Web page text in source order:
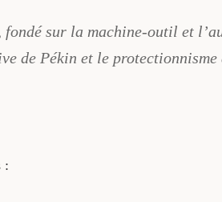
sur la machine-outil et
de Pékin et le
: